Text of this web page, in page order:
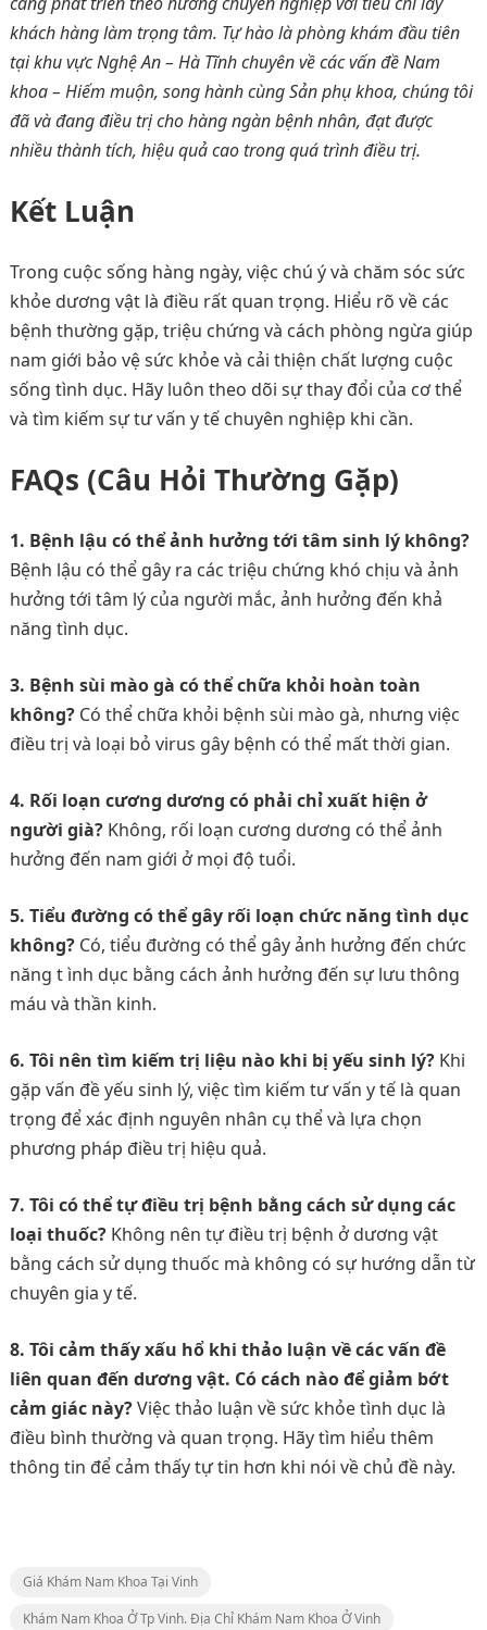
khách hàng làm trọng tâm. Tự hào là phòng khám đầu tiên
tại khu vực Nghệ An – Hà Tĩnh chuyên về các vấn đề Nam
khoa – Hiếm muộn, song hành cùng Sản phụ khoa, chúng tôi
đã và đang điều trị cho hàng ngàn bệnh nhân, đạt được
nhiều thành tích, hiệu quả cao trong quá trình điều trị.
Kết Luận
Trong cuộc sống hàng ngày, việc chú ý và chăm sóc sức
khỏe dương vật là điều rất quan trọng. Hiểu rõ về các
bệnh thường gặp, triệu chứng và cách phòng ngừa giúp
nam giới bảo vệ sức khỏe và cải thiện chất lượng cuộc
sống tình dục. Hãy luôn theo dõi sự thay đổi của cơ thể
và tìm kiếm sự tư vấn y tế chuyên nghiệp khi cần.
FAQs (Câu Hỏi Thường Gặp)
1. Bệnh lậu có thể ảnh hưởng tới tâm sinh lý không?
Bệnh lậu có thể gây ra các triệu chứng khó chịu và ảnh
hưởng tới tâm lý của người mắc, ảnh hưởng đến khả
năng tình dục.
3. Bệnh sùi mào gà có thể chữa khỏi hoàn toàn
không?Có thể chữa khỏi bệnh sùi mào gà, nhưng việc
điều trị và loại bỏ virus gây bệnh có thể mất thời gian.
4. Rối loạn cương dương có phải chỉ xuất hiện ở
người già?Không, rối loạn cương dương có thể ảnh
hưởng đến nam giới ở mọi độ tuổi.
5. Tiểu đường có thể gây rối loạn chức năng tình dục
không?Có, tiểu đường có thể gây ảnh hưởng đến chức
năng t ình dục bằng cách ảnh hưởng đến sự lưu thông
máu và thần kinh.
6. Tôi nên tìm kiếm trị liệu nào khi bị yếu sinh lý?Khi
gặp vấn đề yếu sinh lý, việc tìm kiếm tư vấn y tế là quan
trọng để xác định nguyên nhân cụ thể và lựa chọn
phương pháp điều trị hiệu quả.
7. Tôi có thể tự điều trị bệnh bằng cách sử dụng các
loại thuốc?Không nên tự điều trị bệnh ở dương vật
bằng cách sử dụng thuốc mà không có sự hướng dẫn từ
chuyên gia y tế.
8. Tôi cảm thấy xấu hổ khi thảo luận về các vấn đề
liên quan đến dương vật. Có cách nào để giảm bớt
cảm giác này?Việc thảo luận về sức khỏe tình dục là
điều bình thường và quan trọng. Hãy tìm hiểu thêm
thông tin để cảm thấy tự tin hơn khi nói về chủ đề này.
Giá Khám Nam Khoa Tại Vinh
Khám Nam Khoa Ở Tp Vinh. Địa Chỉ Khám Nam Khoa Ở Vinh